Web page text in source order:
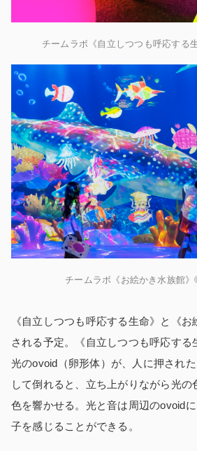
チームラボ《自立しつつも呼応する
チームラボ《お絵かき水族館​​
《自立しつつも呼応する生命》と《
される予定。《自立しつつも呼応する
光のovoid（卵形体）が、人に押され
して倒れると、立ち上がりながら光
色を響かせる。光と音は周辺のovoid
子を感じることができる。